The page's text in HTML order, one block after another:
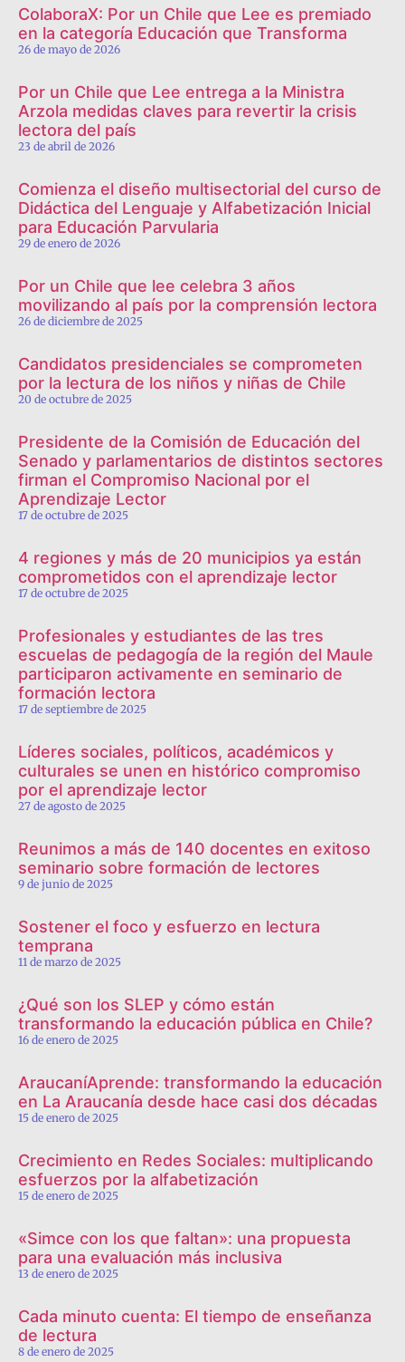
ColaboraX: Por un Chile que Lee es premiado
en la categoría Educación que Transforma
26 de mayo de 2026
Por un Chile que Lee entrega a la Ministra
Arzola medidas claves para revertir la crisis
lectora del país
23 de abril de 2026
Comienza el diseño multisectorial del curso de
Didáctica del Lenguaje y Alfabetización Inicial
para Educación Parvularia
29 de enero de 2026
Por un Chile que lee celebra 3 años
movilizando al país por la comprensión lectora
26 de diciembre de 2025
Candidatos presidenciales se comprometen
por la lectura de los niños y niñas de Chile
20 de octubre de 2025
Presidente de la Comisión de Educación del
Senado y parlamentarios de distintos sectores
firman el Compromiso Nacional por el
Aprendizaje Lector
17 de octubre de 2025
4 regiones y más de 20 municipios ya están
comprometidos con el aprendizaje lector
17 de octubre de 2025
Profesionales y estudiantes de las tres
escuelas de pedagogía de la región del Maule
participaron activamente en seminario de
formación lectora
17 de septiembre de 2025
Líderes sociales, políticos, académicos y
culturales se unen en histórico compromiso
por el aprendizaje lector
27 de agosto de 2025
Reunimos a más de 140 docentes en exitoso
seminario sobre formación de lectores
9 de junio de 2025
Sostener el foco y esfuerzo en lectura
temprana
11 de marzo de 2025
¿Qué son los SLEP y cómo están
transformando la educación pública en Chile?
16 de enero de 2025
AraucaníAprende: transformando la educación
en La Araucanía desde hace casi dos décadas
15 de enero de 2025
Crecimiento en Redes Sociales: multiplicando
esfuerzos por la alfabetización
15 de enero de 2025
«Simce con los que faltan»: una propuesta
para una evaluación más inclusiva
13 de enero de 2025
Cada minuto cuenta: El tiempo de enseñanza
de lectura
8 de enero de 2025